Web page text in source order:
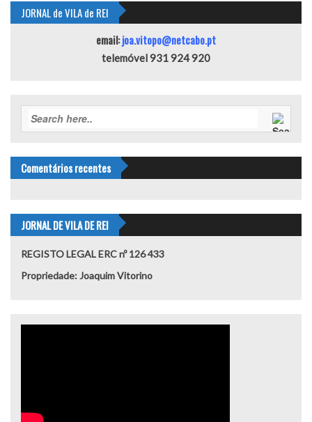
JORNAL de VILA de REI
email:joa.vitopo@netcabo.pt
telemóvel 931 924 920
Comentários recentes
JORNAL DE VILA DE REI
REGISTO LEGAL ERC nº 126 433
Propriedade: Joaquim Vitorino